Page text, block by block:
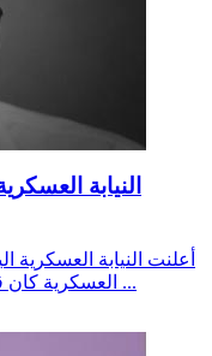
النيابة
العسكرية كان قد قضت غيابيا على ياسين العياري في 18 ...